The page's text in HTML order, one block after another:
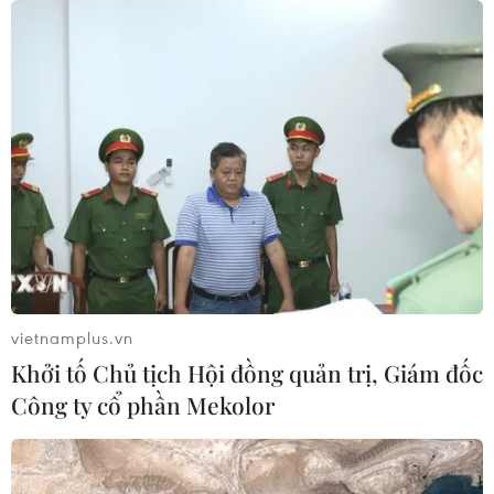
Điều trị hiệu quả ca ung thư phổi
mang đồng thời hai đột biến gen
hiếm gặp
02/08/2026 05:58
Giao chỉ tiêu bao phủ bảo hiểm y tế
toàn quốc đạt 100% vào năm 2030
02/08/2026 04:54
Tạo đột phá từ y tế cơ sở đến phát
triển nguồn nhân lực
vietnamplus.vn
Khởi tố Chủ tịch Hội đồng quản trị, Giám đốc
Công ty cổ phần Mekolor